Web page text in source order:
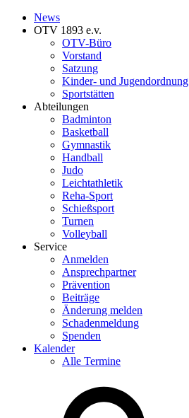
News
OTV 1893 e.v.
OTV-Büro
Vorstand
Satzung
Kinder- und Jugendordnung
Sportstätten
Abteilungen
Badminton
Basketball
Gymnastik
Handball
Judo
Leichtathletik
Reha-Sport
Schießsport
Turnen
Volleyball
Service
Anmelden
Ansprechpartner
Prävention
Beiträge
Änderung melden
Schadenmeldung
Spenden
Kalender
Alle Termine